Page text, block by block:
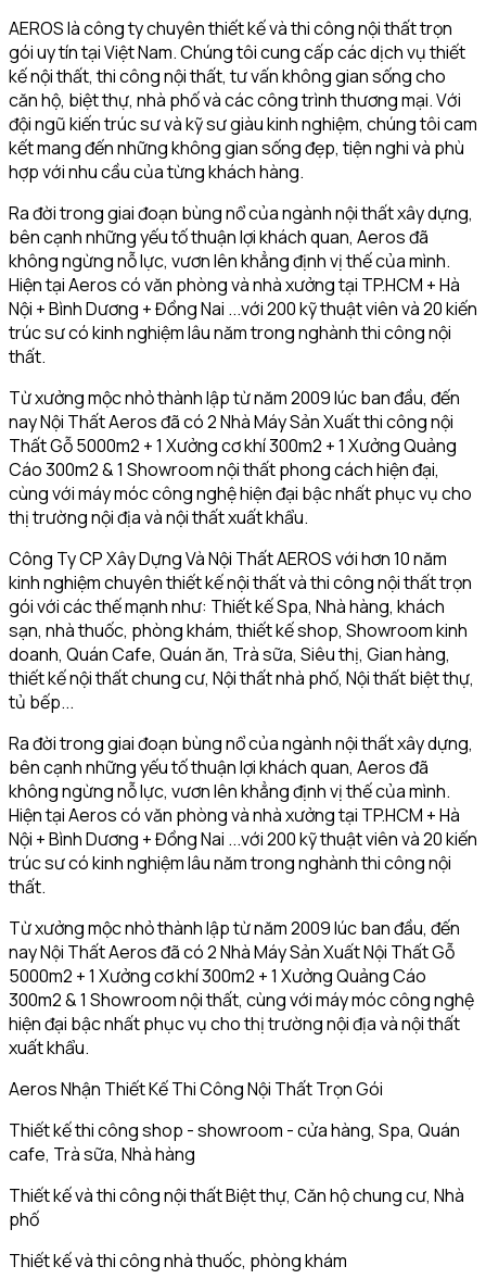
AEROS là công ty chuyên thiết kế và thi công nội thất trọn
gói uy tín tại Việt Nam. Chúng tôi cung cấp các dịch vụ thiết
kế nội thất, thi công nội thất, tư vấn không gian sống cho
căn hộ, biệt thự, nhà phố và các công trình thương mại. Với
đội ngũ kiến trúc sư và kỹ sư giàu kinh nghiệm, chúng tôi cam
kết mang đến những không gian sống đẹp, tiện nghi và phù
hợp với nhu cầu của từng khách hàng.
Ra đời trong giai đoạn bùng nổ của ngành nội thất xây dựng,
bên cạnh những yếu tố thuận lợi khách quan, Aeros đã
không ngừng nỗ lực, vươn lên khẳng định vị thế của mình.
Hiện tại Aeros có văn phòng và nhà xưởng tại TP.HCM + Hà
Nội + Bình Dương + Đồng Nai ...với 200 kỹ thuật viên và 20 kiến
trúc sư có kinh nghiệm lâu năm trong nghành thi công nội
thất.
Từ xưởng mộc nhỏ thành lập từ năm 2009 lúc ban đầu, đến
nay Nội Thất Aeros đã có 2 Nhà Máy Sản Xuất thi công nội
Thất Gỗ 5000m2 + 1 Xưởng cơ khí 300m2 + 1 Xưởng Quảng
Cáo 300m2 & 1 Showroom nội thất phong cách hiện đại,
cùng với máy móc công nghệ hiện đại bậc nhất phục vụ cho
thị trường nội địa và nội thất xuất khẩu.
Công Ty CP Xây Dựng Và Nội Thất AEROS với hơn 10 năm
kinh nghiệm chuyên thiết kế nội thất và thi công nội thất trọn
gói với các thế mạnh như: Thiết kế Spa, Nhà hàng, khách
sạn, nhà thuốc, phòng khám, thiết kế shop, Showroom kinh
doanh, Quán Cafe, Quán ăn, Trà sữa, Siêu thị, Gian hàng,
thiết kế nội thất chung cư, Nội thất nhà phố, Nội thất biệt thự,
tủ bếp...
Ra đời trong giai đoạn bùng nổ của ngành nội thất xây dựng,
bên cạnh những yếu tố thuận lợi khách quan, Aeros đã
không ngừng nỗ lực, vươn lên khẳng định vị thế của mình.
Hiện tại Aeros có văn phòng và nhà xưởng tại TP.HCM + Hà
Nội + Bình Dương + Đồng Nai ...với 200 kỹ thuật viên và 20 kiến
trúc sư có kinh nghiệm lâu năm trong nghành thi công nội
thất.
Từ xưởng mộc nhỏ thành lập từ năm 2009 lúc ban đầu, đến
nay Nội Thất Aeros đã có 2 Nhà Máy Sản Xuất Nội Thất Gỗ
5000m2 + 1 Xưởng cơ khí 300m2 + 1 Xưởng Quảng Cáo
300m2 & 1 Showroom nội thất, cùng với máy móc công nghệ
hiện đại bậc nhất phục vụ cho thị trường nội địa và nội thất
xuất khẩu.
Aeros Nhận Thiết Kế Thi Công Nội Thất Trọn Gói
Thiết kế thi công shop - showroom - cửa hàng, Spa, Quán
cafe, Trà sữa, Nhà hàng
Thiết kế và thi công nội thất Biệt thự, Căn hộ chung cư, Nhà
phố
Thiết kế và thi công nhà thuốc, phòng khám